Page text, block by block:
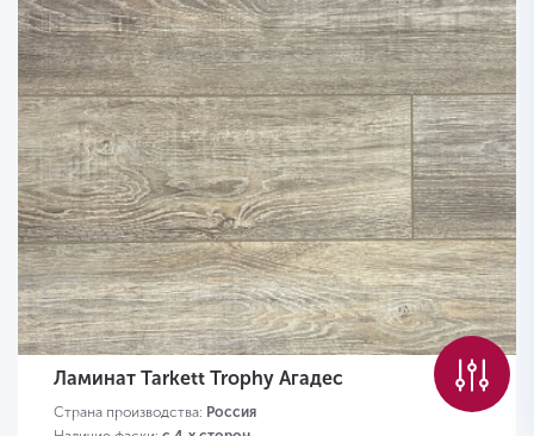
Ламинат Tarkett Trophy Агадес
Страна производства: Россия